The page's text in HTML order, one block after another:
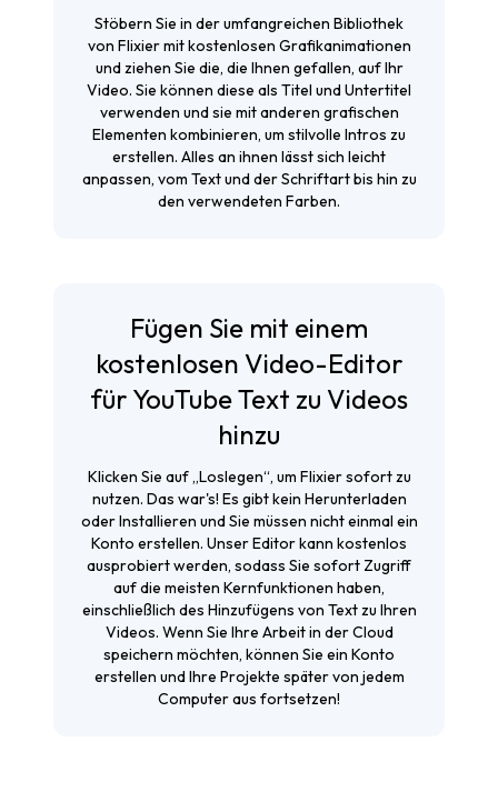
Stöbern Sie in der umfangreichen Bibliothek
von Flixier mit kostenlosen Grafikanimationen
und ziehen Sie die, die Ihnen gefallen, auf Ihr
Video. Sie können diese als Titel und Untertitel
verwenden und sie mit anderen grafischen
Elementen kombinieren, um stilvolle Intros zu
erstellen. Alles an ihnen lässt sich leicht
anpassen, vom Text und der Schriftart bis hin zu
den verwendeten Farben.
Fügen Sie mit einem
kostenlosen Video-Editor
für YouTube Text zu Videos
hinzu
Klicken Sie auf „Loslegen“, um Flixier sofort zu
nutzen. Das war's! Es gibt kein Herunterladen
oder Installieren und Sie müssen nicht einmal ein
Konto erstellen. Unser Editor kann kostenlos
ausprobiert werden, sodass Sie sofort Zugriff
auf die meisten Kernfunktionen haben,
einschließlich des Hinzufügens von Text zu Ihren
Videos. Wenn Sie Ihre Arbeit in der Cloud
speichern möchten, können Sie ein Konto
erstellen und Ihre Projekte später von jedem
Computer aus fortsetzen!